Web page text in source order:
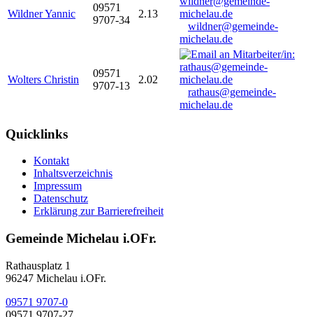
Wildner Yannic
09571
9707-34
2.13
wildner@gemeinde-
michelau.de
Wolters Christin
09571
9707-13
2.02
rathaus@gemeinde-
michelau.de
Quicklinks
Kontakt
Inhaltsverzeichnis
Impressum
Datenschutz
Erklärung zur Barrierefreiheit
Gemeinde Michelau i.OFr.
Rathausplatz 1
96247 Michelau i.OFr.
09571 9707-0
09571 9707-27